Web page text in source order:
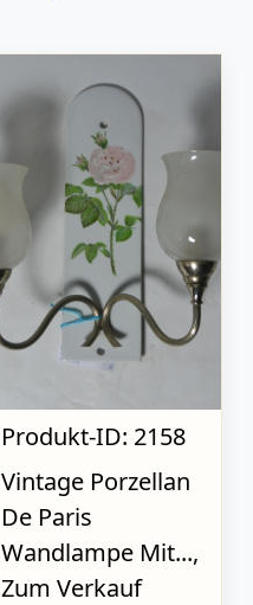
Produkt-ID: 2158
Vintage Porzellan
De Paris
Wandlampe Mit...,
Zum Verkauf